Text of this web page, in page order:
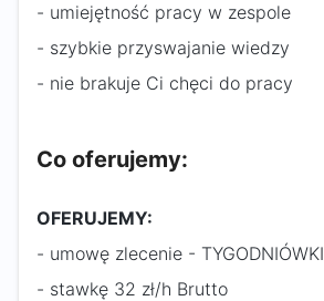
- umiejętność pracy w zespole
- szybkie przyswajanie wiedzy
- nie brakuje Ci chęci do pracy
Co oferujemy:
OFERUJEMY:
- umowę zlecenie - TYGODNIÓWKI
- stawkę 32 zł/h Brutto